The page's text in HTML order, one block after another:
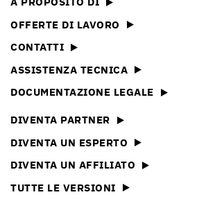
OFFERTE DI LAVORO
CONTATTI
ASSISTENZA TECNICA
DOCUMENTAZIONE LEGALE
DIVENTA PARTNER
DIVENTA UN ESPERTO
DIVENTA UN AFFILIATO
TUTTE LE VERSIONI